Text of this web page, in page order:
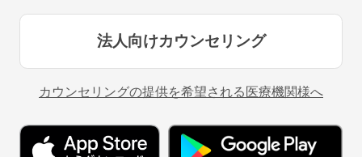
法人向けカウンセリング
カウンセリングの提供を希望される医療機関様へ